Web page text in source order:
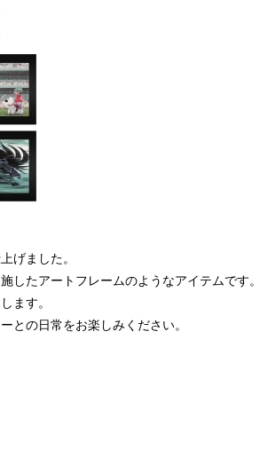
げました。
したアートフレームのようなアイテムです。
ます。
との日常をお楽しみください。